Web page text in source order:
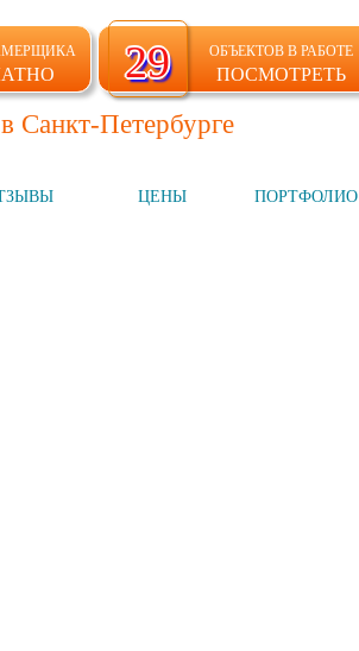
29
29 ОБЪЕКТОВ В РАБОТЕ
ПОСМОТРЕТЬ
Санкт-Петербурге
ЦЕНЫ ПОРТФОЛИО